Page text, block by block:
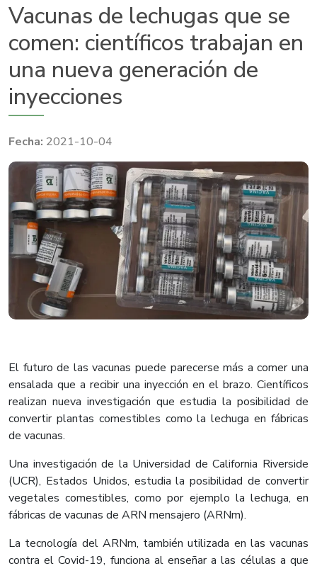
Vacunas de lechugas que se
comen: científicos trabajan en
una nueva generación de
inyecciones
2021-10-04
El futuro de las vacunas puede parecerse más a comer una
ensalada que a recibir una inyección en el brazo. Científicos
realizan nueva investigación que estudia la posibilidad de
convertir plantas comestibles como la lechuga en fábricas
de vacunas.
Una investigación de la Universidad de California Riverside
(UCR), Estados Unidos, estudia la posibilidad de convertir
vegetales comestibles, como por ejemplo la lechuga, en
fábricas de vacunas de ARN mensajero (ARNm).
La tecnología del ARNm, también utilizada en las vacunas
contra el Covid-19, funciona al enseñar a las células a que